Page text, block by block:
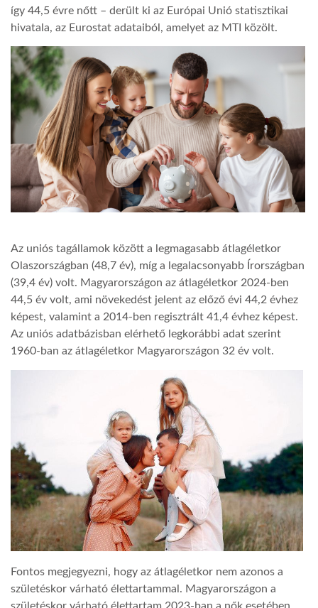
GLOBOBOOK
így 44,5 évre nőtt – derült ki az Európai Unió statisztikai
hivatala, az Eurostat adataiból, amelyet az MTI közölt.
Az uniós tagállamok között a legmagasabb átlagéletkor
Olaszországban (48,7 év), míg a legalacsonyabb Írországban
(39,4 év) volt. Magyarországon az átlagéletkor 2024-ben
44,5 év volt, ami növekedést jelent az előző évi 44,2 évhez
képest, valamint a 2014-ben regisztrált 41,4 évhez képest.
Az uniós adatbázisban elérhető legkorábbi adat szerint
1960-ban az átlagéletkor Magyarországon 32 év volt.
Fontos megjegyezni, hogy az átlagéletkor nem azonos a
születéskor várható élettartammal. Magyarországon a
születéskor várható élettartam 2023-ban a nők esetében